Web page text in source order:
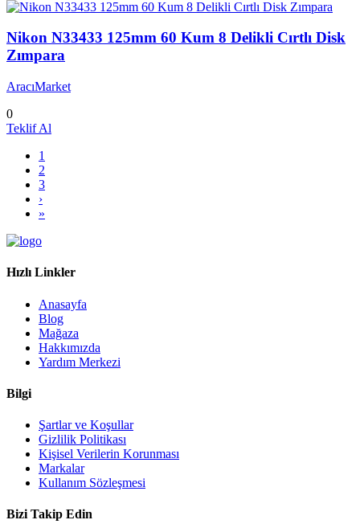
Nikon N33433 125mm 60 Kum 8 Delikli Cırtlı Disk
Zımpara
AracıMarket
0
Teklif Al
1
2
3
›
»
Hızlı Linkler
Anasayfa
Blog
Mağaza
Hakkımızda
Yardım Merkezi
Bilgi
Şartlar ve Koşullar
Gizlilik Politikası
Kişisel Verilerin Korunması
Markalar
Kullanım Sözleşmesi
Bizi Takip Edin